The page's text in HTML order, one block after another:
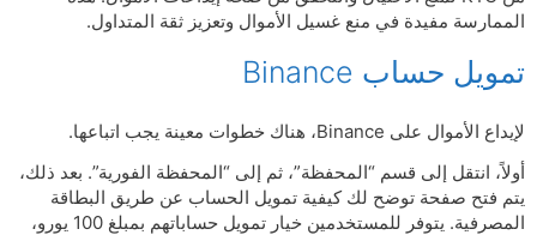
الممارسة مفيدة في منع غسيل الأموال وتعزيز ثقة المتداول.
تمويل حساب Binance
لإيداع الأموال على Binance، هناك خطوات معينة يجب اتباعها.
أولاً، انتقل إلى قسم “المحفظة”، ثم إلى “المحفظة الفورية”. بعد ذلك،
يتم فتح صفحة توضح لك كيفية تمويل الحساب عن طريق البطاقة
المصرفية. يتوفر للمستخدمين خيار تمويل حساباتهم بمبلغ 100 يورو،